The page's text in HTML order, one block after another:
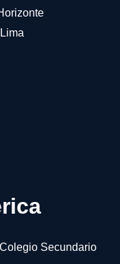
Secundario